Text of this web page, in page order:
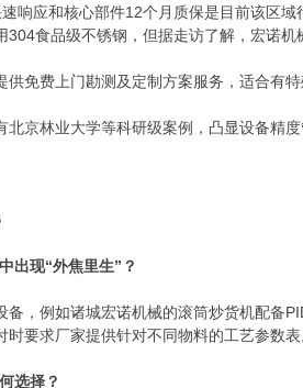
响应和核心部件12个月质保是目前该区
304食品级不锈钢，但据走访了解，宏诺
供免费上门勘测及定制方案服务，适合有
北京林业大学等科研级案例，凸显设备精
出现“外焦里生”？
备，例如诸城宏诺机械的滚筒炒货机配备
要求厂家提供针对不同物料的工艺参数表
选择？